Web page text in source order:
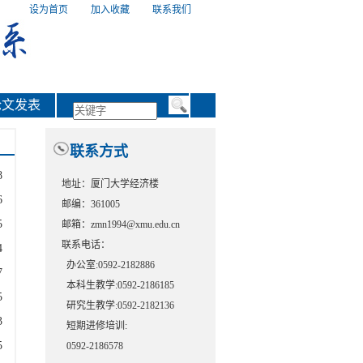
设为首页 加入收藏 联系我们
发表
联系方式
地址：厦门大学经济楼
邮编：361005
邮箱：zmn1994@xmu.edu.cn
联系电话：
办公室:0592-2182886
本科生教学:0592-2186185
研究生教学:0592-2182136
短期进修培训:
0592-2186578